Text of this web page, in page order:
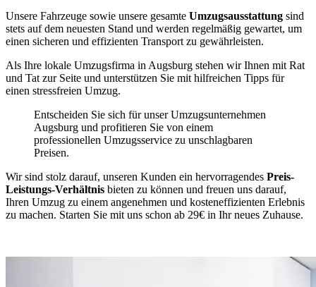
Unsere Fahrzeuge sowie unsere gesamte Umzugsausstattung sind
stets auf dem neuesten Stand und werden regelmäßig gewartet, um
einen sicheren und effizienten Transport zu gewährleisten.
Als Ihre lokale Umzugsfirma in Augsburg stehen wir Ihnen mit Rat
und Tat zur Seite und unterstützen Sie mit hilfreichen Tipps für
einen stressfreien Umzug.
Entscheiden Sie sich für unser Umzugsunternehmen
Augsburg und profitieren Sie von einem
professionellen Umzugsservice zu unschlagbaren
Preisen.
Wir sind stolz darauf, unseren Kunden ein hervorragendes Preis-
Leistungs-Verhältnis bieten zu können und freuen uns darauf,
Ihren Umzug zu einem angenehmen und kosteneffizienten Erlebnis
zu machen. Starten Sie mit uns schon ab 29€ in Ihr neues Zuhause.